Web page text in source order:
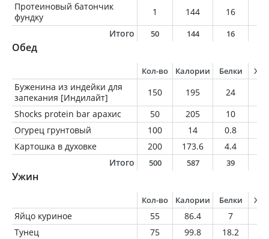
Протеиновый батончик
фундку
1 144 16
Итого
50 144 16
Обед
Кол-во Калории Белки
Буженина из индейки для
запекания [Индилайт]
150 195 24
Shocks protein bar арахис
50 205 10
Огурец грунтовый
100 14 0.8
Картошка в духовке
200 173.6 4.4
Итого
500 587 39
Ужин
Кол-во Калории Белки
Яйцо куриное 55 86.4 7
Тунец
75 99.8 18.2